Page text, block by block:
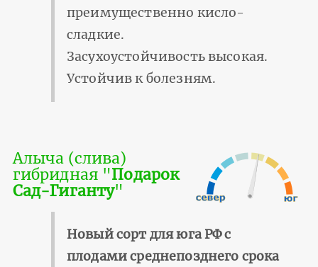
преимущественно кисло-
сладкие.
Засухоустойчивость высокая.
Устойчив к болезням.
Алыча (слива)
гибридная "Подарок
Сад-Гиганту"
Новый сорт для юга РФ с
плодами среднепозднего срока